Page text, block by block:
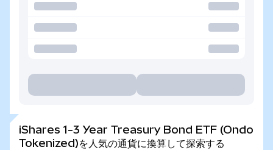
iShares 1-3 Year Treasury Bond ETF (Ondo
Tokenized)を人気の通貨に換算して探索する